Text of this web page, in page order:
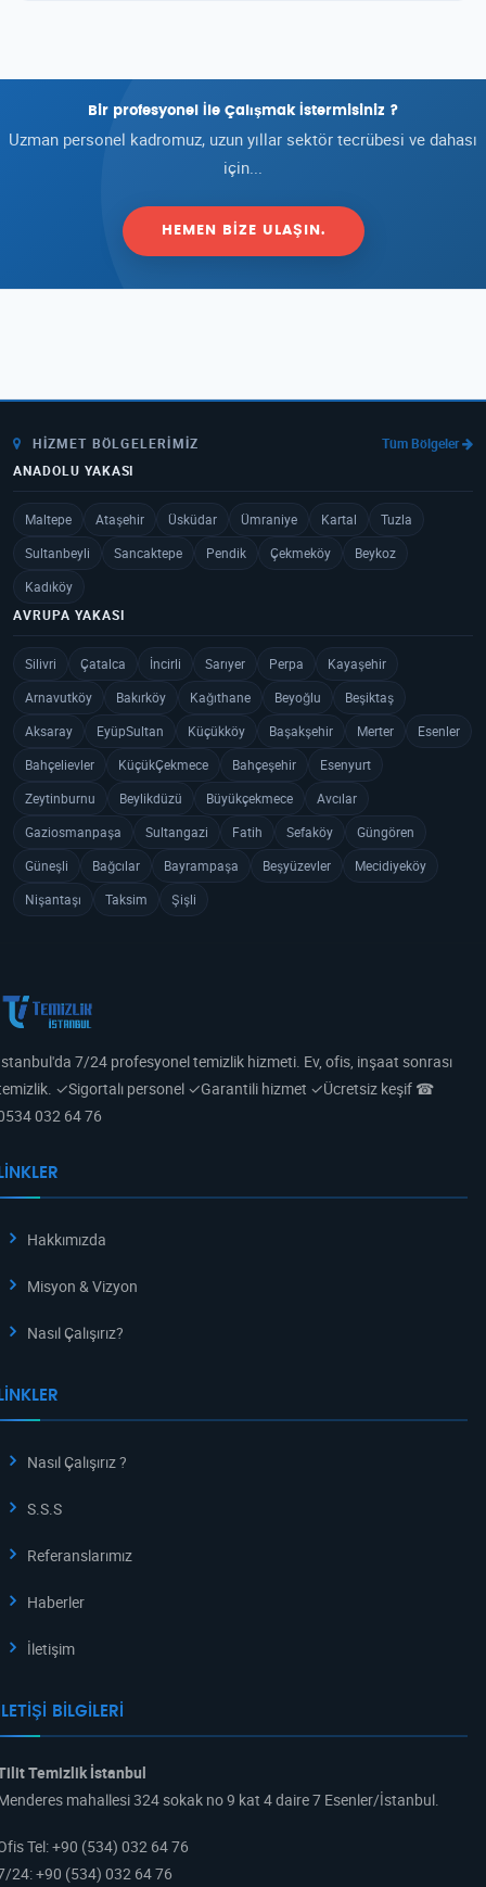
Bir profesyonel İle Çalışmak İstermisiniz ?
Uzman personel kadromuz, uzun yıllar sektör tecrübesi ve dahası
için...
HEMEN BIZE ULAŞIN.
HIZMET BÖLGELERIMIZ
Tüm Bölgeler
ANADOLU YAKASI
Maltepe Ataşehir Üsküdar Ümraniye Kartal
Tuzla
Sultanbeyli
Sancaktepe Pendik Çekmeköy
Beykoz
Kadıköy
AVRUPA YAKASI
Silivri Çatalca İncirli Sarıyer Perpa
Kayaşehir
Arnavutköy
Bakırköy Kağıthane Beyoğlu
Beşiktaş
Aksaray
EyüpSultan Küçükköy Başakşehir Merter
Esenler
Bahçelievler
KüçükÇekmece Bahçeşehir
Esenyurt
Zeytinburnu
Beylikdüzü Büyükçekmece
Avcılar
Gaziosmanpaşa
Sultangazi Fatih Sefaköy
Güngören
Güneşli
Bağcılar Bayrampaşa Beşyüzevler
Mecidiyeköy
Nişantaşı
Taksim Şişli
7/24 profesyonel temizlik hizmeti. Ev, ofis, inşaat sonrası
✓Sigortalı personel ✓Garantili hizmet ✓Ücretsiz keşif ☎
032 64 76
Hakkımızda
Misyon & Vizyon
Nasıl Çalışırız?
Nasıl Çalışırız ?
S.S.S
Referanslarımız
Haberler
İletişim
BILGILERI
Temizlik İstanbul
mahallesi 324 sokak no 9 kat 4 daire 7 Esenler/İstanbul.
Tel:+90 (534) 032 64 76
24:+90 (534) 032 64 76